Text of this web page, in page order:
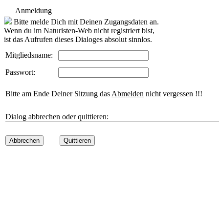
Anmeldung
Bitte melde Dich mit Deinen Zugangsdaten an.
Wenn du im Naturisten-Web nicht registriert bist,
ist das Aufrufen dieses Dialoges absolut sinnlos.
Mitgliedsname:
Passwort:
Bitte am Ende Deiner Sitzung das Abmelden nicht vergessen !!!
Dialog abbrechen oder quittieren:
Abbrechen Quittieren